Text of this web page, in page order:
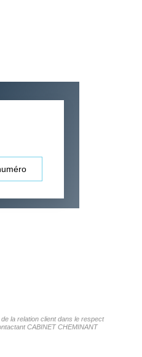
la relation client dans le respect
CABINET CHEMINANT